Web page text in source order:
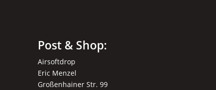
Post & Shop:
Airsoftdrop
Eric Menzel
Großenhainer Str. 99